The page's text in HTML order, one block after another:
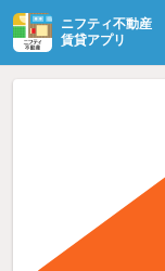
ニフティ不動産
賃貸アプリ